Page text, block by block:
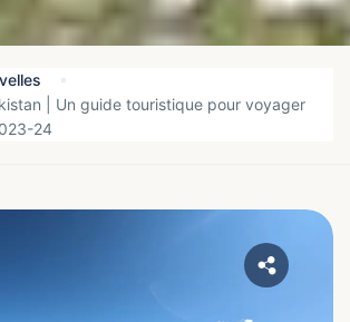
| Un guide touristique pour voyager
24